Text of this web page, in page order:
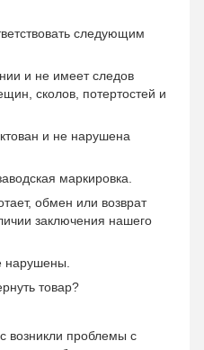
следующим
и не имеет следов
сколов, потертостей и
и не нарушена
маркировка.
обмен или возврат
заключения нашего
нарушены.
товар?
возникли проблемы с